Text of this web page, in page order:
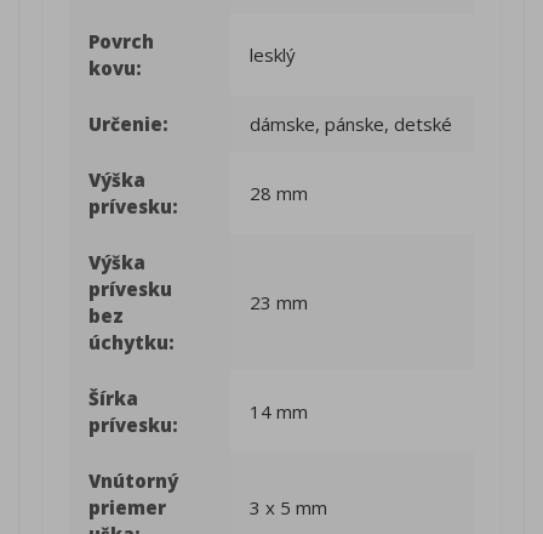
Povrch
kovu:
lesklý
Určenie: dámske, pánske, detské
Výška
prívesku:
28 mm
Výška
prívesku
bez
úchytku:
23 mm
Šírka
prívesku:
14 mm
Vnútorný
priemer
3 x 5 mm